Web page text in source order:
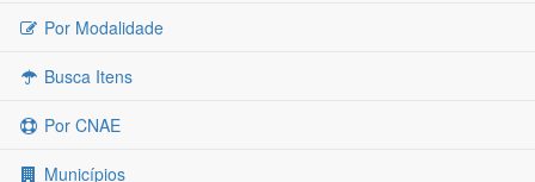
Por Modalidade
Busca Itens
Por CNAE
Municípios